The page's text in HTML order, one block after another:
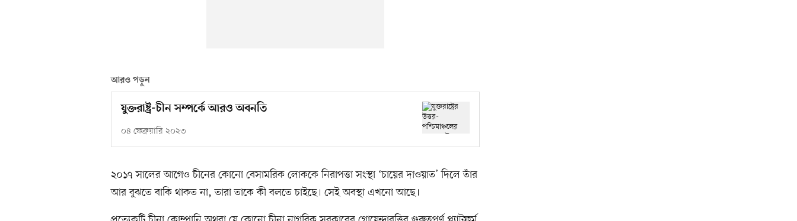
আরও পড়ুন
যুক্তরাষ্ট্র-চীন সম্পর্কে আরও অবনতি
০৪ ফেব্রুয়ারি ২০২৩
২০১৭ সালের আগেও চীনের কোনো বেসামরিক লোককে নিরাপত্তা সংস্থা ‘চায়ের দাওয়াত’ দিলে তাঁর
আর বুঝতে বাকি থাকত না, তারা তাকে কী বলতে চাইছে। সেই অবস্থা এখনো আছে।